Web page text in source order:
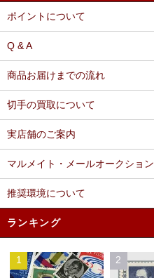
ポイントについて
Q & A
商品お届けまでの流れ
切手の買取について
実店舗のご案内
マルメイト・メールオークション
推奨環境について
ランキング
1 2